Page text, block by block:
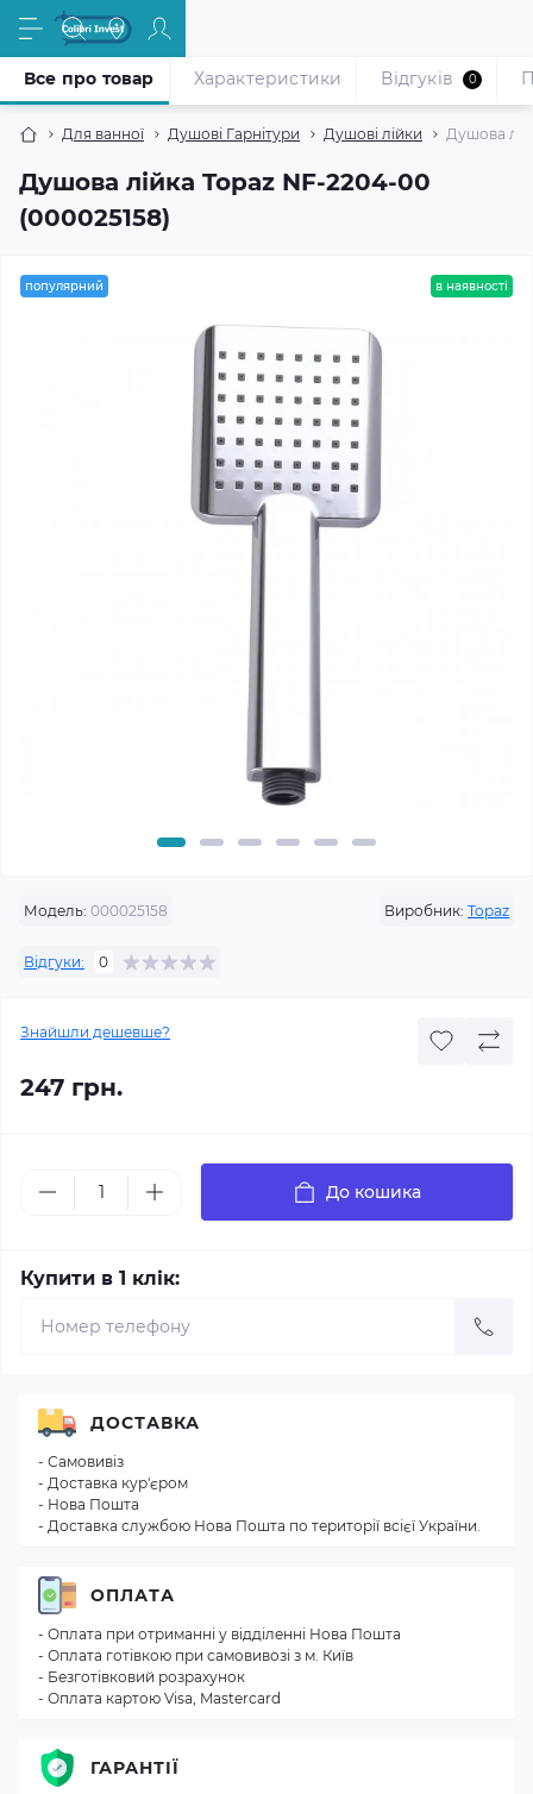
Для ванної Душові Гарнітури Душові лійки Душова
Душова лійка Topaz NF-2204-00
(000025158)
Все про товар Характеристики Відгуків 0
популярний в наявності
Модель: 000025158 Виробник: Topaz
Відгуки: 0
Знайшли дешевше?
247 грн.
До кошика
Купити в 1 клік:
ДОСТАВКА
- Самовивіз
- Доставка кур'єром
- Нова Пошта
- Доставка службою Нова Пошта по території всієї України.
ОПЛАТА
- Оплата при отриманні у відділенні Нова Пошта
- Оплата готівкою при самовивозі з м. Київ
- Безготівковий розрахунок
- Оплата картою Visa, Mastercard
ГАРАНТІЇ